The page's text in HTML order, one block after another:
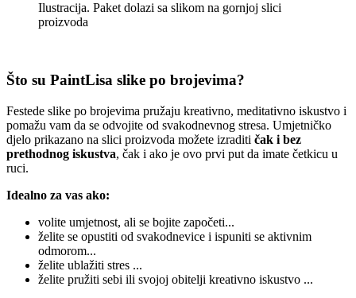
Ilustracija. Paket dolazi sa slikom na gornjoj slici
proizvoda
Što su PaintLisa slike po brojevima?
Festede slike po brojevima pružaju kreativno, meditativno iskustvo i
pomažu vam da se odvojite od svakodnevnog stresa. Umjetničko
djelo prikazano na slici proizvoda možete izraditi čak i bez
prethodnog iskustva, čak i ako je ovo prvi put da imate četkicu u
ruci.
Idealno za vas ako:
volite umjetnost, ali se bojite započeti...
želite se opustiti od svakodnevice i ispuniti se aktivnim
odmorom...
želite ublažiti stres ...
želite pružiti sebi ili svojoj obitelji kreativno iskustvo ...